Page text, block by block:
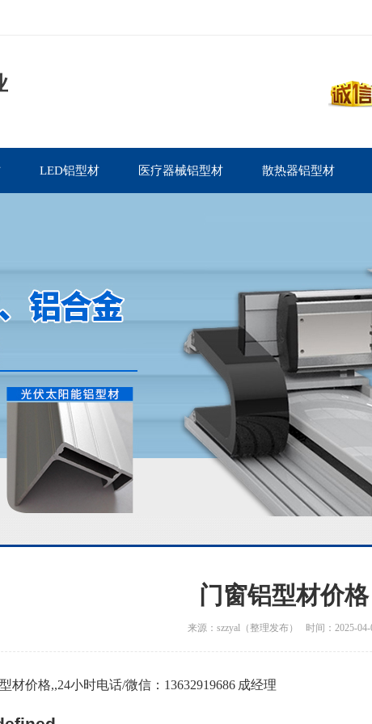
LED铝型材 医疗器械铝型材 散热器铝型材
门窗铝型材价格
来源：szzyal（整理发布） 时间：2025-04-
材价格,,24小时电话/微信：13632919686 成经理